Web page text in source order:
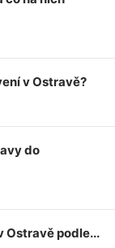
v Ostravě?
do
Ostravě podle...